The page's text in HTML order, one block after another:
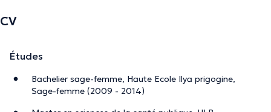
CV
Études
Bachelier sage-femme, Haute Ecole Ilya prigogine,
Sage-femme (2009 - 2014)